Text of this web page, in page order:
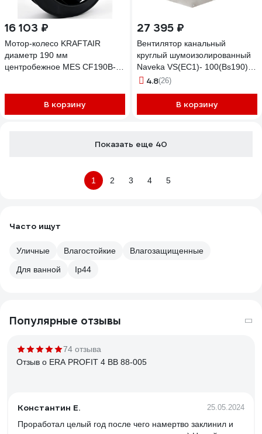
16 103 ₽
Мотор-колесо KRAFTAIR
диаметр 190 мм
центробежное MES CF190B-E-
В корзину
27 395 ₽
Вентилятор канальный
круглый шумоизолированный
Naveka VS(EC1)- 100(Bs190)
Compact УН-00009349
4.8(26)
В корзину
Показать еще 40
1 2 3 4 5
Часто ищут
Уличные Влагостойкие
Влагозащищенные
Для ванной
Ip44
Популярные отзывы
74 отзыва
Отзыв о ERA PROFIT 4 ВВ 88-005
Константин Е. 25.05.2024
Проработал целый год после чего намертво заклинил и